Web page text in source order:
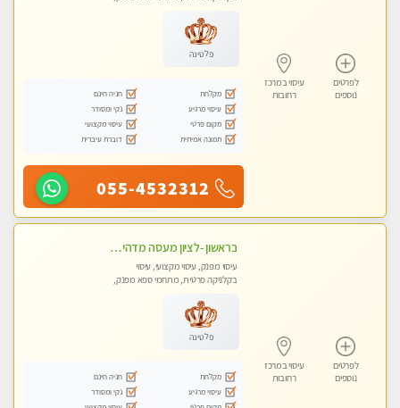
לפרטים
נוספים
עיסוי במרכז
רחובות
פלטינה
מקלחת
חניה חינם
עיסוי מרגיע
נקי ומסודר
מקום פרטי
עיסוי מקצועי
תמונה אמיתית
דוברת עיברית
055-4532312
לפרטים
נוספים
עיסוי במרכז
רחובות
בראשון -לציון מעסה מדהימה ביותר בתל אביב ומומלץ לחלוטין! פרטי! ​​​​​​ Highly recommended
עיסוי מפנק, עיסוי מקצועי, עיסוי
בקלניקה פרטית, מתחמי ספא מפנק,
פלטינה
מקלחת
חניה חינם
עיסוי מרגיע
נקי ומסודר